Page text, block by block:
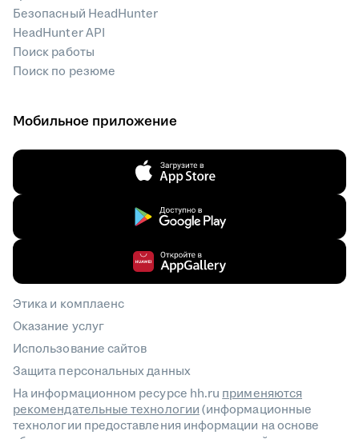
Безопасный HeadHunter
HeadHunter API
Поиск работы
Поиск по резюме
Мобильное приложение
Этика и комплаенс
Оказание услуг
Использование сайтов
Защита персональных данных
На информационном ресурсе hh.ru применяются
рекомендательные технологии(информационные
технологии предоставления информации на основе